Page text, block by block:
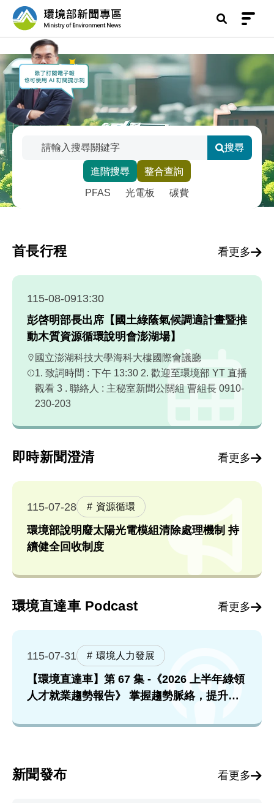
前往中央內容區塊
環境部新聞專區
搜尋關鍵字
搜尋
進階搜尋 整合查詢
輸入關鍵字後點擊搜尋，或選擇下方智慧標籤快速
熱門關鍵字維護PFAS 光電板 碳費
首長行程 看更多
115-08-0913:30
彭啓明部長出席【國土綠蔭氣候調適計畫暨推
動木質資源循環說明會澎湖場】
國立澎湖科技大學海科大樓國際會議廳
1. 致詞時間 : 下午 13:30 2. 歡迎至環境部 YT 直播
觀看 3 . 聯絡人 : 主秘室新聞公關組 曹組長 0910-
230-203
即時新聞澄清 看更多
115-07-28 資源循環
環境部說明廢太陽光電模組清除處理機制 持
續健全回收制度
環境直達車 Podcast 看更多
115-07-31 環境人力發展
【環境直達車】第 67 集 -《2026 上半年綠領
人才就業趨勢報告》 掌握趨勢脈絡，提升就
新聞發布 看更多